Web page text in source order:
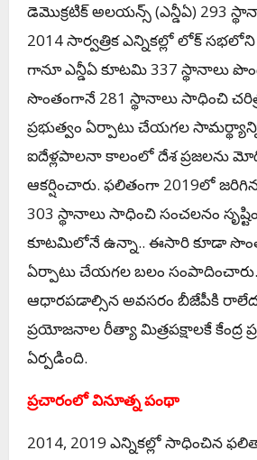
డెమొక్ర‌టిక్ అల‌య‌న్స్ (ఎన్డీఏ) 293
2014 సార్వత్రిక ఎన్నికల్లో లోక్
గానూ ఎన్డీఏ కూట‌మి 337 స్థానాలు
సొంతంగానే 281 స్థానాలు సాధించి
ప్ర‌భుత్వం ఏర్పాటు చేయ‌గ‌ల
ఐదేళ్ల‌పాల‌నా కాలంలో దేశ ప్ర‌జ‌ల‌ను
ఆక‌ర్షించారు. ఫ‌లితంగా 2019లో
303 స్థానాలు సాధించి సంచ‌ల‌నం
కూట‌మిలోనే ఉన్నా.. ఈసారి కూడా
ఏర్పాటు చేయ‌గ‌ల బ‌లం
ఆధార‌ప‌డాల్సిన అవ‌స‌రం బీజేపీకి
ప్ర‌యోజ‌నాల రీత్యా మిత్ర‌ప‌క్షాల‌కే కేంద్ర
ఏర్ప‌డింది.
ప్ర‌చారంలో వినూత్న పంథా
2014, 2019 ఎన్నిక‌ల్లో సాధించిన